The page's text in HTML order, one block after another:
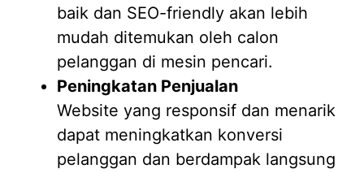
baik dan SEO-friendly akan lebih
mudah ditemukan oleh calon
pelanggan di mesin pencari.
Peningkatan Penjualan
Website yang responsif dan menarik
dapat meningkatkan konversi
pelanggan dan berdampak langsung